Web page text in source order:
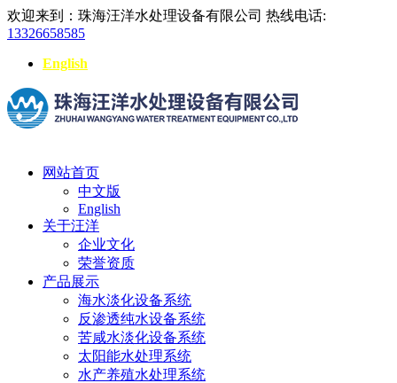
欢迎来到：珠海汪洋水处理设备有限公司 热线电话:
13326658585
English
网站首页
中文版
English
关于汪洋
企业文化
荣誉资质
产品展示
海水淡化设备系统
反渗透纯水设备系统
苦咸水淡化设备系统
太阳能水处理系统
水产养殖水处理系统